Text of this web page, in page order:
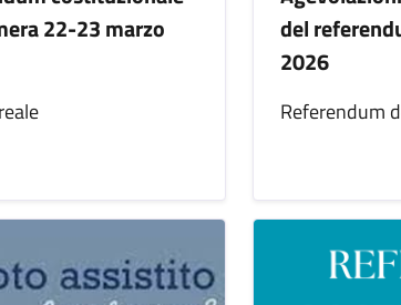
22-23 marzo
del
2026
Referendum